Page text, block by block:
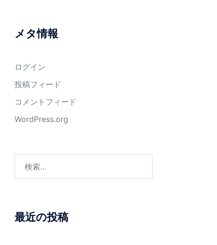
メタ情報
ログイン
投稿フィード
コメントフィード
WordPress.org
最近の投稿